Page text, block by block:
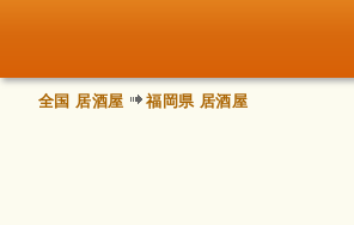
全国 居酒屋 福岡県 居酒屋